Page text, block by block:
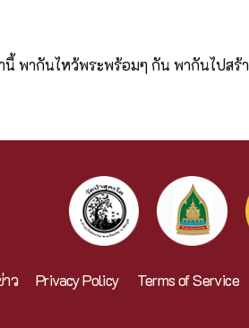
นี้ พากันไหว้พระพร้อมๆ กัน พากันไปสร้
ว Privacy Policy Terms of Service